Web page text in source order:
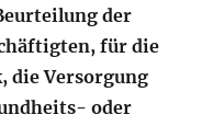
der
für die
die Versorgung
oder